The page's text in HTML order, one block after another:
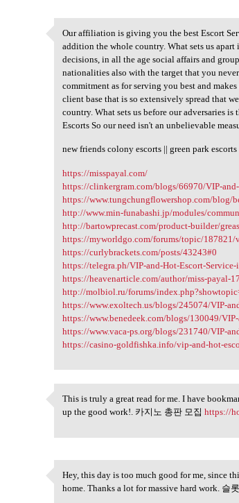
Our affiliation is giving you
Our affiliation is giving you the best Escort
addition the whole country. What sets us
decisions, in all the age social affairs and
nationalities also with the target that you
commitment as for serving you best and
client base that is so extensively spread that
country. What sets us before our adversaries
Escorts So our need isn't an unbelievable
new friends colony escorts || green park escorts
https://misspayal.com/
https://clinkergram.com/blogs/66970/VIP-and-
https://www.tungchungflowershop.com/blog/
http://www.min-funabashi.jp/modules/
http://bartowprecast.com/product-builder/
https://myworldgo.com/forums/topic/187821/
https://curlybrackets.com/posts/43243#0
https://telegra.ph/VIP-and-Hot-Escort-
https://heavenarticle.com/author/miss-payal-
http://molbiol.ru/forums/
https://www.exoltech.us/blogs/245074/VIP-
https://www.benedeek.com/blogs/130049/VIP-
https://www.vaca-ps.org/blogs/231740/VIP-
https://casino-goldfishka.info/vip-and-hot-
This is truly a great read
This is truly a great read for me. I have
up the good work!. 카지노 총판 모집https://
Hey, this day is too much
Hey, this day is too much good for me, since
home. Thanks a lot for massive hard work. 슬